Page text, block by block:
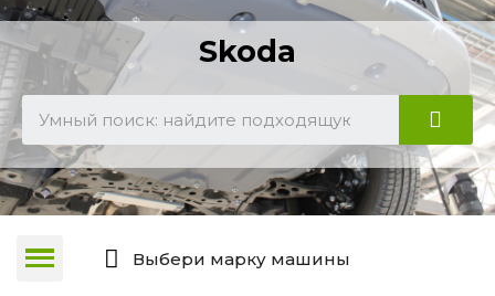
Skoda
Выбери марку машины